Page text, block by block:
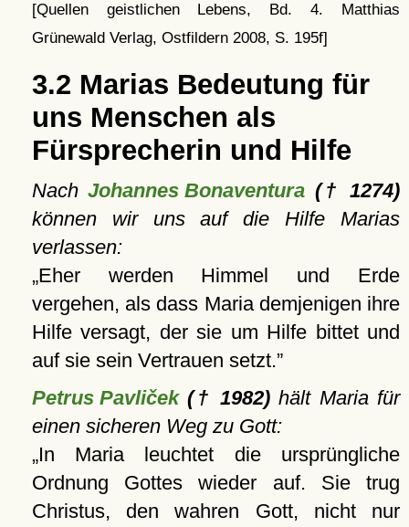
[Quellen geistlichen Lebens, Bd. 4. Matthias
Grünewald Verlag, Ostfildern 2008, S. 195f]
3.2 Marias Bedeutung für
uns Menschen als
Fürsprecherin und Hilfe
NachJohannes Bonaventura († 1274)
können wir uns auf die Hilfe Marias
verlassen:
Eher werden Himmel und Erde
vergehen, als dass Maria demjenigen ihre
Hilfe versagt, der sie um Hilfe bittet und
auf sie sein Vertrauen setzt.
Petrus Pavliček(† 1982)hält Maria für
einen sicheren Weg zu Gott:
In Maria leuchtet die ursprüngliche
Ordnung Gottes wieder auf. Sie trug
Christus, den wahren Gott, nicht nur